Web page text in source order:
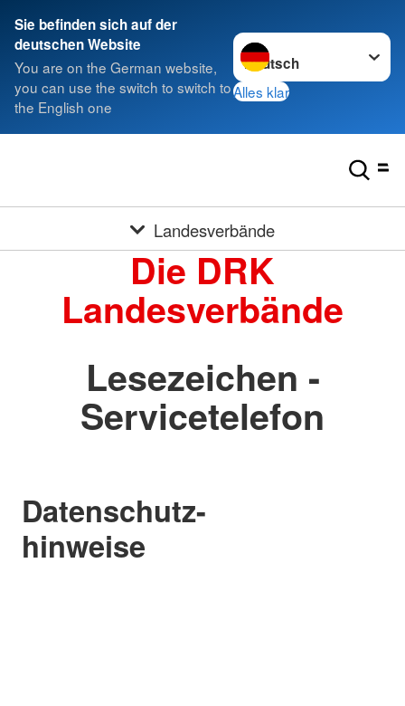
Sie befinden sich auf der
deutschen Website
You are on the German website,
you can use the switch to switch to
the English one
Sprache wechseln zu
Alles klar
Landesverbände
Die DRK
Landesverbände
Lesezeichen -
Servicetelefon
Datenschutz-
hinweise